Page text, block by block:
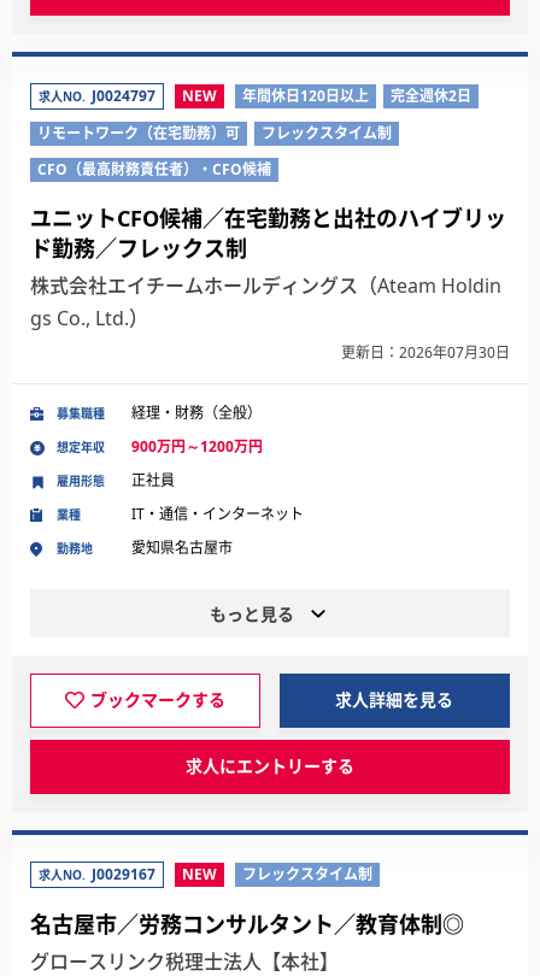
求人NO. J0024797 NEW 年間休日120日以上
完全週休2日
リモートワーク（在宅勤務）可
フレックスタイム制
CFO（最高財務責任者）・CFO候補
ユニットCFO候補／在宅勤務と出社のハイブリッ
ド勤務／フレックス制
株式会社エイチームホールディングス（Ateam Holdin
gs Co., Ltd.）
更新日：2026年07月30日
募集職種 経理・財務（全般）
想定年収 900万円～1200万円
業種 IT・通信・インターネット
勤務地 愛知県名古屋市
雇用形態 正社員
もっと見る
ブックマークする 求人詳細を見る
求人にエントリーする
求人NO. J0029167 NEW フレックスタイム制
名古屋市／労務コンサルタント／教育体制◎
グロースリンク税理士法人【本社】